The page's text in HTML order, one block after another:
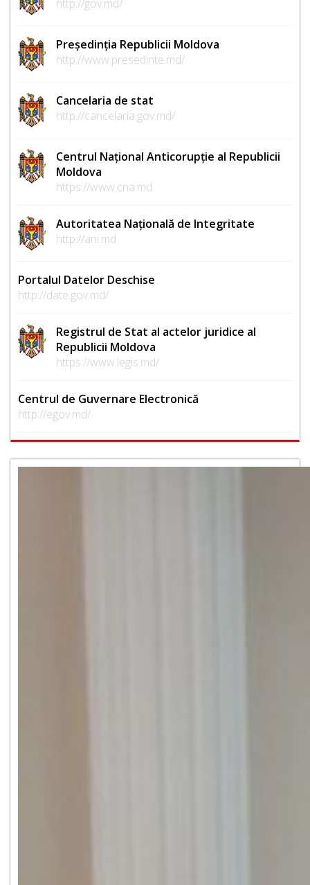
http://gov.md/
Președinția Republicii Moldova
http://www.presedinte.md/
Cancelaria de stat
http://cancelaria.gov.md/
Centrul Național Anticorupție al Republicii
Moldova
https://www.cna.md
Autoritatea Națională de Integritate
http://ani.md
Portalul Datelor Deschise
http://date.gov.md/
Registrul de Stat al actelor juridice al
Republicii Moldova
https://www.legis.md/
Centrul de Guvernare Electronică
http://egov.md/